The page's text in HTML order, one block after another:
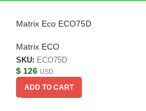
Matrix Eco ECO75D
Matrix ECO
SKU: ECO75D
$ 126 USD
ADD TO CART